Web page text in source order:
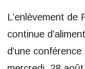
L’enlèvement de
continue
d’une